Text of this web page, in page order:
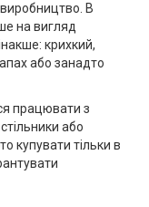
В
на вигляд
крихкий,
або занадто
працювати з
або
купувати тільки в